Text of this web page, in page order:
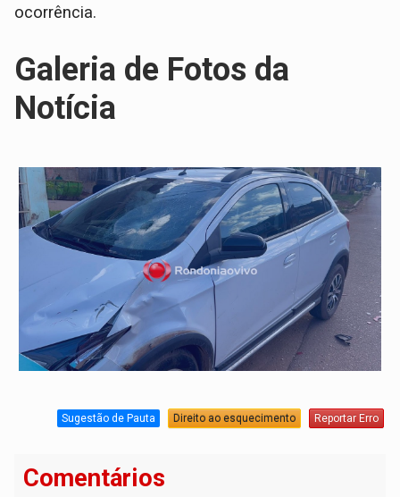
ocorrência.
Galeria de Fotos da
Notícia
Sugestão de Pauta Direito ao esquecimento Reportar Erro
Comentários